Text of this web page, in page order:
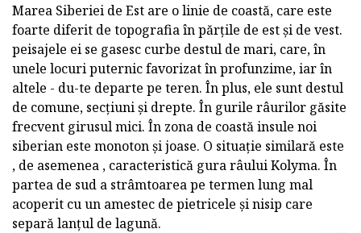
Marea Siberiei de Est are o linie de coastă, care este
foarte diferit de topografia în părțile de est și de vest.
peisajele ei se gasesc curbe destul de mari, care, în
unele locuri puternic favorizat în profunzime, iar în
altele - du-te departe pe teren. În plus, ele sunt destul
de comune, secțiuni și drepte. În gurile râurilor găsite
frecvent girusul mici. În zona de coastă insule noi
siberian este monoton și joase. O situație similară este
, de asemenea , caracteristică gura râului Kolyma. În
partea de sud a strâmtoarea pe termen lung mal
acoperit cu un amestec de pietricele și nisip care
separă lanțul de lagună.